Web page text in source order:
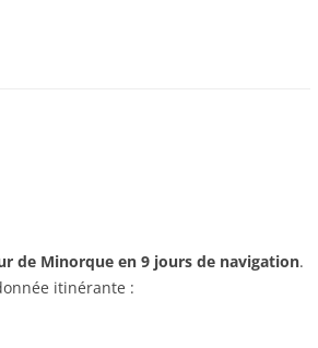
de Minorque en 9 jours de navigation.
itinérante :